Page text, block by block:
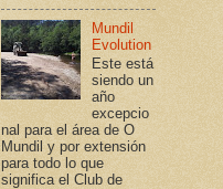
Mundil
Evolution
Este está
siendo un
año
excepcio
nal para el área de O
Mundil y por extensión
para todo lo que
significa el Club de